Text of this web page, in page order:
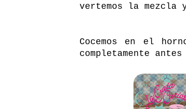
vertemos la
Cocemos en el
completamente